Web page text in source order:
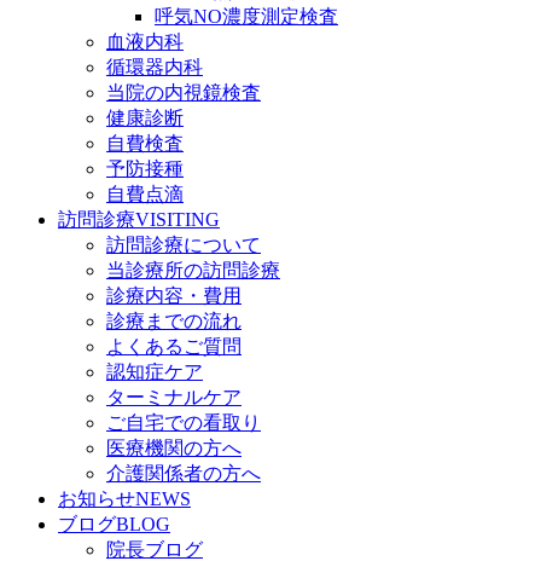
呼気NO濃度測定検査
血液内科
循環器内科
当院の内視鏡検査
健康診断
自費検査
予防接種
自費点滴
訪問診療VISITING
訪問診療について
当診療所の訪問診療
診療内容・費用
診療までの流れ
よくあるご質問
認知症ケア
ターミナルケア
ご自宅での看取り
医療機関の方へ
介護関係者の方へ
お知らせNEWS
ブログBLOG
院長ブログ